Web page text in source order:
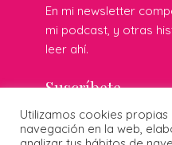
En mi newsletter
mi podcast, y otras
leer ahí.
Suscríbete
Utilizamos cookies
navegación en la web,